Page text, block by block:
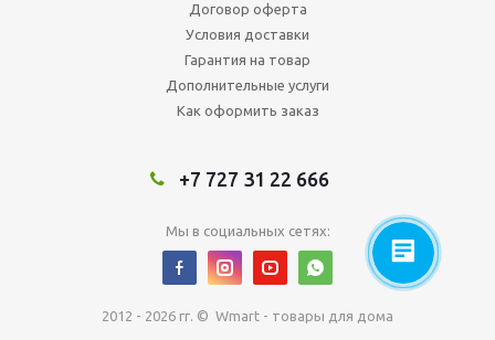
Договор оферта
Условия доставки
Гарантия на товар
Дополнительные услуги
Как оформить заказ
+7 727 31 22 666
Мы в социальных сетях:
2012 - 2026 гг. © Wmart - товары для дома